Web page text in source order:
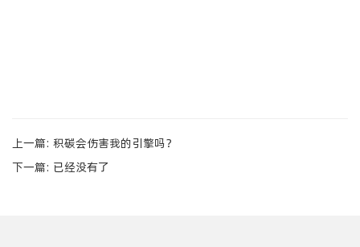
上一篇: 积碳会伤害我的引擎吗？
下一篇: 已经没有了